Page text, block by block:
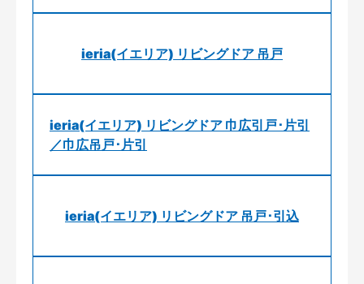
ieria(イエリア) リビングドア 吊戸
ieria(イエリア) リビングドア 巾広引戸･片引
／巾広吊戸･片引
ieria(イエリア) リビングドア 吊戸･引込